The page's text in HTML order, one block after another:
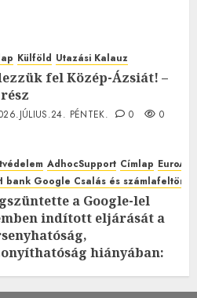
Külföld Utazási Kalauz
fel Közép-Ázsiát! –
PÉNTEK. 0 0
AdhocSupport Címlap
bank Google Csalás és
a Google-lel
indított eljárását a
hiányában:
2026.JÚLIUS.23. CSÜTÖRTÖK.
0